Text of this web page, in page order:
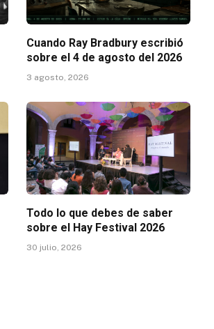
Cuando Ray Bradbury escribió
sobre el 4 de agosto del 2026
3 agosto, 2026
Todo lo que debes de saber
sobre el Hay Festival 2026
30 julio, 2026